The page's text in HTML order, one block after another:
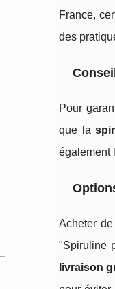
France,
des
Pour
que la
également
Acheter
"Spiruline
livraison